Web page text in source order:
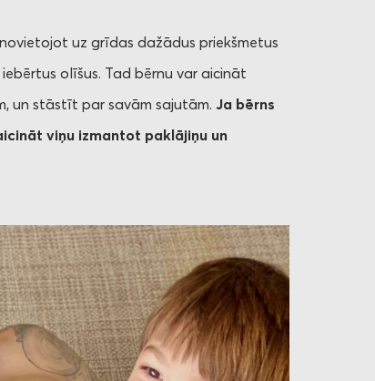
uz grīdas dažādus priekšmetus
olīšus. Tad bērnu var aicināt
un stāstīt par savām sajutām. Ja bērns
viņu izmantot paklājiņu un